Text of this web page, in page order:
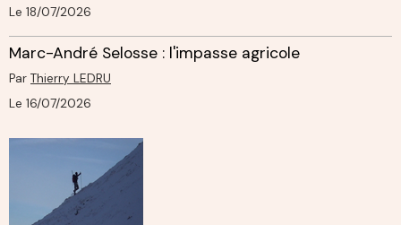
Le 18/07/2026
Marc-André Selosse : l'impasse agricole
Par Thierry LEDRU
Le 16/07/2026